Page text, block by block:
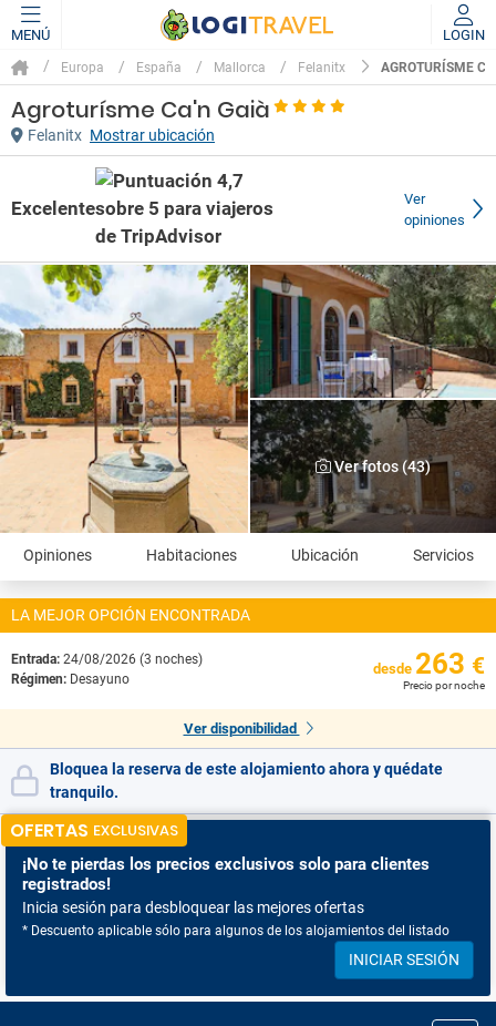
MENÚ LOGIN
Europa España Mallorca Felanitx AGROTURÍSME
Agroturísme Ca'n Gaià
Felanitx Mostrar ubicación
Excelente
Ver
opiniones
Ver fotos (43)
Opiniones Habitaciones Ubicación Servicios
LA MEJOR OPCIÓN ENCONTRADA
Entrada: 24/08/2026 (3 noches)
Régimen: Desayuno
desde 263 €
Precio por noche
Ver disponibilidad
Bloquea la reserva de este alojamiento ahora y quédate
tranquilo.
OFERTAS EXCLUSIVAS
¡No te pierdas los precios exclusivos solo para clientes
registrados!
Inicia sesión para desbloquear las mejores ofertas
* Descuento aplicable sólo para algunos de los alojamientos del listado
INICIAR SESIÓN